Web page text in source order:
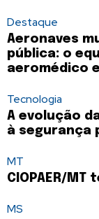
Destaque
Aeronaves
pública: o
aeromédico
Tecnologia
A evolução
à segurança
MT
CIOPAER/
MS